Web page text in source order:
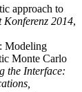
approach to
Konferenz 2014,
Modeling
Monte Carlo
the Interface: